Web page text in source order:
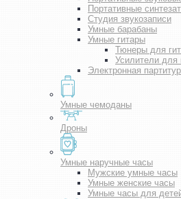
Портативные
Студия звукозаписи
Умные барабаны
Умные гитары
Тюнеры для
Усилители для
Электронная
Умные чемоданы
Дроны
Умные наручные часы
Мужские умные часы
Умные женские часы
Умные часы для